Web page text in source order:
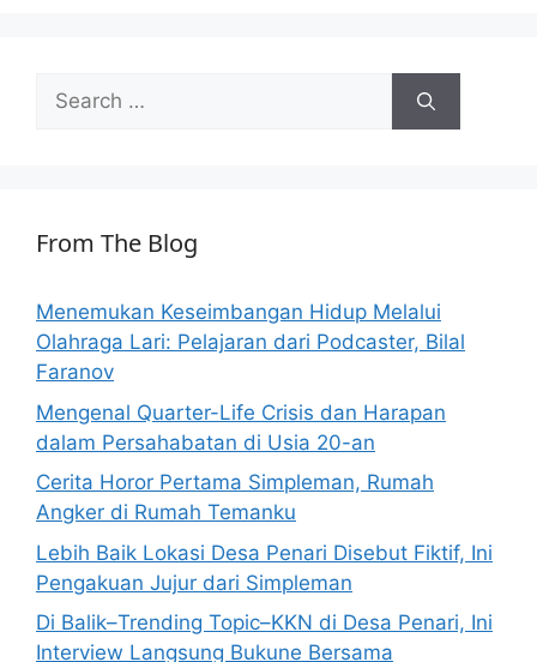
Search
for:
From The Blog
Menemukan Keseimbangan Hidup Melalui
Olahraga Lari: Pelajaran dari Podcaster, Bilal
Faranov
Mengenal Quarter-Life Crisis dan Harapan
dalam Persahabatan di Usia 20-an
Cerita Horor Pertama Simpleman, Rumah
Angker di Rumah Temanku
Lebih Baik Lokasi Desa Penari Disebut Fiktif, Ini
Pengakuan Jujur dari Simpleman
Di Balik–Trending Topic–KKN di Desa Penari, Ini
Interview Langsung Bukune Bersama